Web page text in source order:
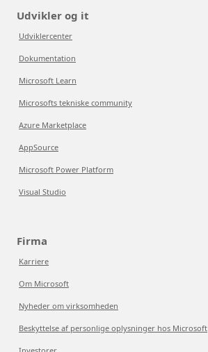
Udvikler og it
Udviklercenter
Dokumentation
Microsoft Learn
Microsofts tekniske community
Azure Marketplace
AppSource
Microsoft Power Platform
Visual Studio
Firma
Karriere
Om Microsoft
Nyheder om virksomheden
Beskyttelse af personlige oplysninger hos Microsoft